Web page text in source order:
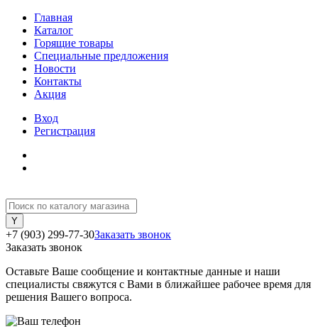
Главная
Каталог
Горящие товары
Специальные предложения
Новости
Контакты
Акция
Вход
Регистрация
+7 (903) 299-77-30Заказать звонок
Заказать звонок
Оставьте Ваше сообщение и контактные данные и наши
специалисты свяжутся с Вами в ближайшее рабочее время для
решения Вашего вопроса.